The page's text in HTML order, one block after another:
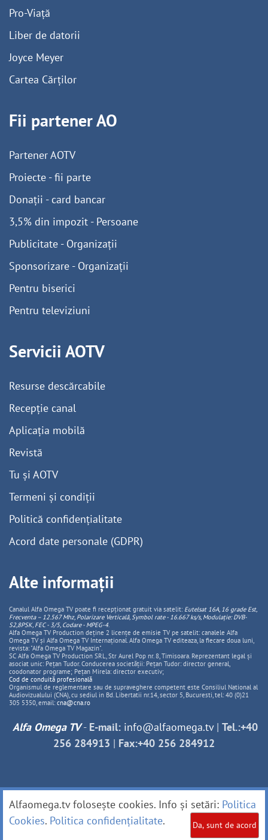
Pro-Viață
Liber de datorii
Joyce Meyer
Cartea Cărților
Fii partener AO
Partener AOTV
Proiecte - fii parte
Donații - card bancar
3,5% din impozit - Persoane
Publicitate - Organizații
Sponsorizare - Organizații
Pentru biserici
Pentru televiziuni
Servicii AOTV
Resurse descărcabile
Recepție canal
Aplicația mobilă
Revistă
Tu și AOTV
Termeni și condiții
Politică confidențialitate
Acord date personale (GDPR)
Alte informații
Canalul Alfa Omega TV poate fi recepționat gratuit via satelit: Eutelsat 16A, 16 grade Est,
Frecventa – 12.567 Mhz, PolarizareVerticală, Symbol rate - 16.667 ks/s, Modulație: DVB-
S2,8PSK, FEC - 3/5, Codare - MPEG-4.
Alfa Omega TV Production deține 2 licențe de emisie TV pe satelit: canalele Alfa
Omega TV și Alfa Omega TV Internațional. Alfa Omega TV editeaza, la fiecare doua luni,
revista: "Alfa Omega TV Magazin".
SC Alfa Omega TV Production SRL, Str Aurel Pop nr. 8, Timisoara. Reprezentant legal și
asociat unic: Pețan Tudor. Conducerea societății: Pețan Tudor: director general,
coodonator programe; Pețan Mirela: director executiv;
Cod de conduită profesională
Organismul de reglementare sau de supraveghere competent este Consiliul National al
Audiovizualului (CNA), cu sediul in Bd. Libertatii nr.14, sector 5, Bucuresti, tel: 40 (0)21
305 5350, email: cna@cna.ro
Alfa Omega TV- E-mail: info@alfaomega.tv| Tel.:+40
256 284913 | Fax:+40 256 284912
Alfaomega.tv folosește cookies. Info și setări: Politica
Cookies. Politica confidențialitate. Da, sunt de acord